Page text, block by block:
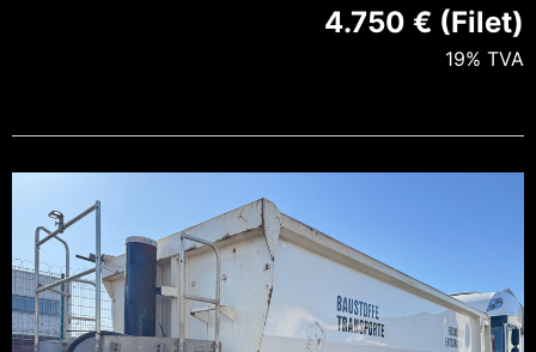
4.750 € (Filet)
19% TVA